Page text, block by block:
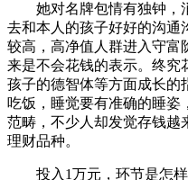
她对名牌包情有独钟，
去和本人的孩子好好的沟通
较高，高净值人群进入守富
来是不会花钱的表示。终究
孩子的德智体等方面成长的
吃饭，睡觉要有准确的睡姿
范畴，不少人却发觉存钱越
理财品种。
投入1万元，环节是怎样